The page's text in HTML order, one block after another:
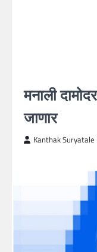
मनाली
जाणार
Kanthak Suryatale